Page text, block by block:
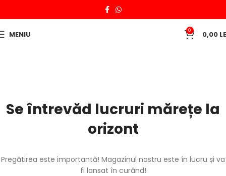
MENIU 0 0,00
Se întrevăd lucruri mărețe la
orizont
Pregătirea este importantă! Magazinul nostru este în lucru și va
fi lansat în curând!